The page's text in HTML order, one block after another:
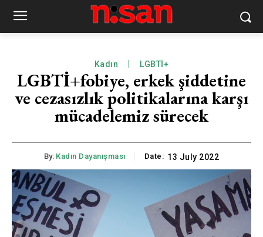
Kadın LGBTİ+
LGBTİ+fobiye, erkek şiddetine
ve cezasızlık politikalarına karşı
mücadelemiz sürecek
By: Kadın Dayanışması Date: 13 July 2022